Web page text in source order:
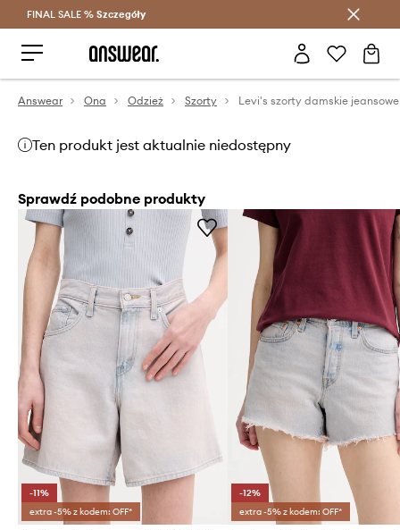
Oszczędzaj z Answear Club >
FINAL SALE % Szczegóły
Answear Ona Odzież Szorty
Ten produkt jest aktualnie niedostępny
Sprawdź podobne produkty
-11%
extra -5% z kodem: OFF*
-12%
extra -5% z kodem: OFF*